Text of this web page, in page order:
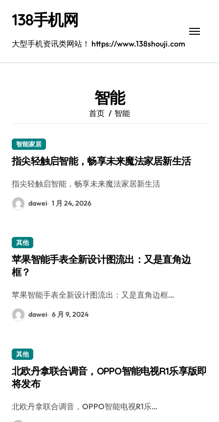
138手机网
大型手机资讯类网站！ https://www.138shouji.com
智能
首页 智能
智能家居
指尖轻触启智能，畅享未来魔法家居新生活
指尖轻触启智能，畅享未来魔法家居新生活
dawei 1 月 24, 2026
其他
苹果智能手表全新设计图流出：又是直角边
框？
苹果智能手表全新设计图流出：又是直角边框…
dawei 6 月 9, 2024
其他
北欧丹拿联合调音，OPPO智能电视R1乐享版即
将发布
北欧丹拿联合调音，OPPO智能电视R1乐…